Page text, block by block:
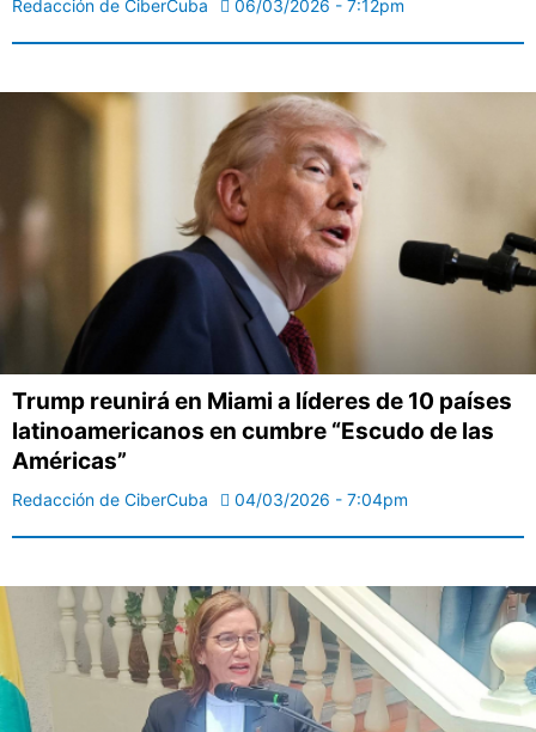
Redacción de CiberCuba 06/03/2026 - 7:12pm
Trump reunirá en Miami a líderes de 10 países
latinoamericanos en cumbre “Escudo de las
Américas”
Redacción de CiberCuba 04/03/2026 - 7:04pm